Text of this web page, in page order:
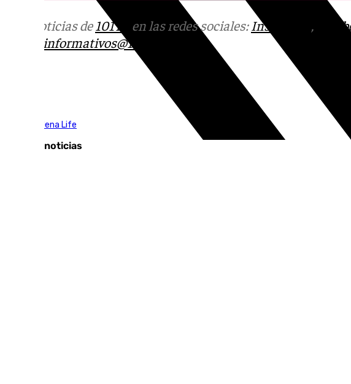
Más noticias de 101TV en las redes sociales: Instagram ,
informativos@101tv.es
Benalmádena Life
Últimas noticias